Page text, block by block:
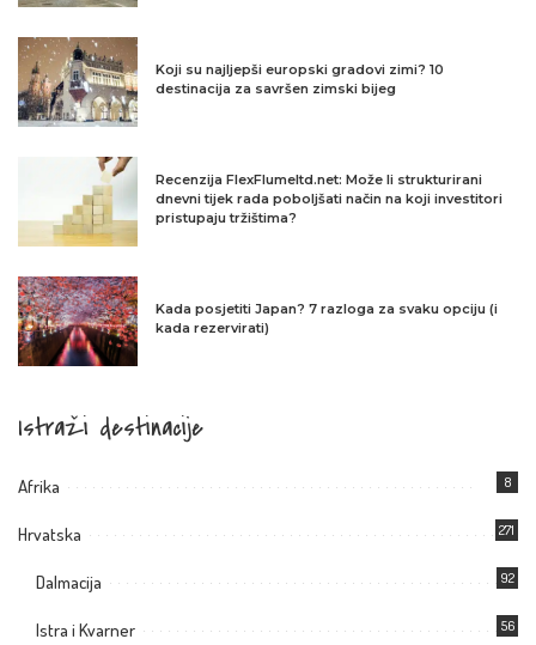
Koji su najljepši europski gradovi zimi? 10
destinacija za savršen zimski bijeg
Recenzija FlexFlumeltd.net: Može li strukturirani
dnevni tijek rada poboljšati način na koji investitori
pristupaju tržištima?
Kada posjetiti Japan? 7 razloga za svaku opciju (i
kada rezervirati)
Istraži destinacije
Afrika 8
Hrvatska 271
Dalmacija 92
Istra i Kvarner 56